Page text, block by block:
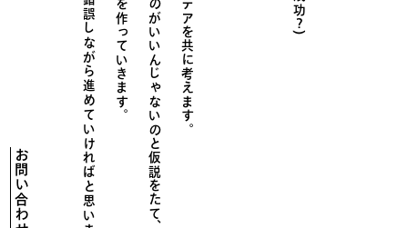
?
)
こういうのがいいんじゃないのと仮説をたて、
サイトを作っていきます。
試
行
錯
誤
し
な
が
ら
進
め
て
い
け
れ
ば
と
思
い
ま
お問い合わせ